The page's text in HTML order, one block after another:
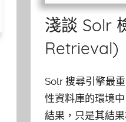
淺談 Solr
Retrieval)
Solr 搜尋引擎最
性資料庫的環境
結果，只是其結